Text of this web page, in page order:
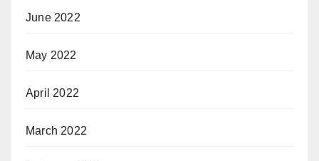
June 2022
May 2022
April 2022
March 2022